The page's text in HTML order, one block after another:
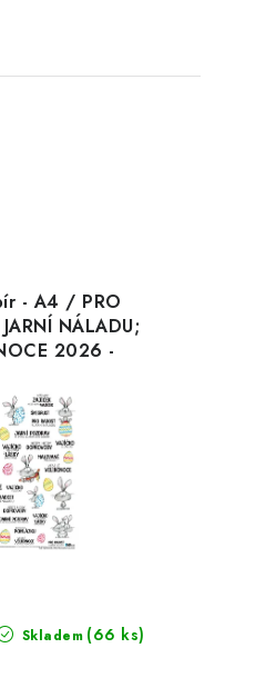
- A4 / PRO
NÁLADU;
2026 -
Skladem (66 ks)